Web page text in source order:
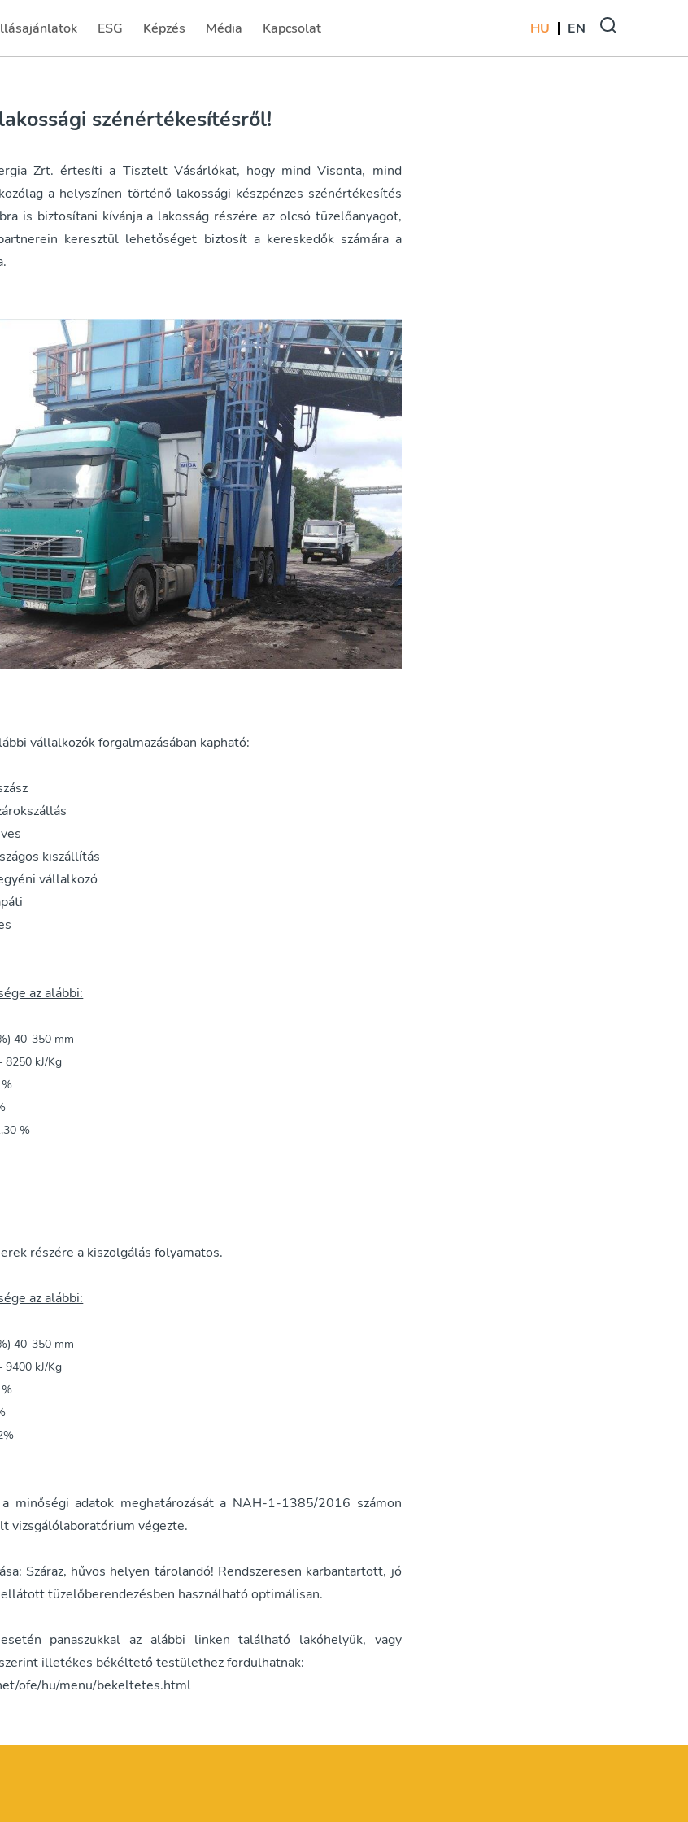
ESG
(current)Képzés Média
(current) Kapcsolat
(current) HU EN
szénértékesítésről!
Zrt. értesíti a Tisztelt Vásárlókat, hogy mind Visonta, mind
a helyszínen történő lakossági készpénzes szénértékesítés
is biztosítani kívánja a lakosság részére az olcsó tüzelőanyagot,
keresztül lehetőséget biztosít a kereskedők számára a
vállalkozók forgalmazásában kapható:
kiszállítás
vállalkozó
az alábbi:
40-350 mm
8250 kJ/Kg
%
részére a kiszolgálás folyamatos.
az alábbi:
40-350 mm
9400 kJ/Kg
minőségi adatok meghatározását a NAH-1-1385/2016 számon
vizsgálólaboratórium végezte.
Száraz, hűvös helyen tárolandó! Rendszeresen karbantartott, jó
tüzelőberendezésben használható optimálisan.
panaszukkal az alábbi linken található lakóhelyük, vagy
illetékes békéltető testülethez fordulhatnak:
ofe/hu/menu/bekeltetes.html